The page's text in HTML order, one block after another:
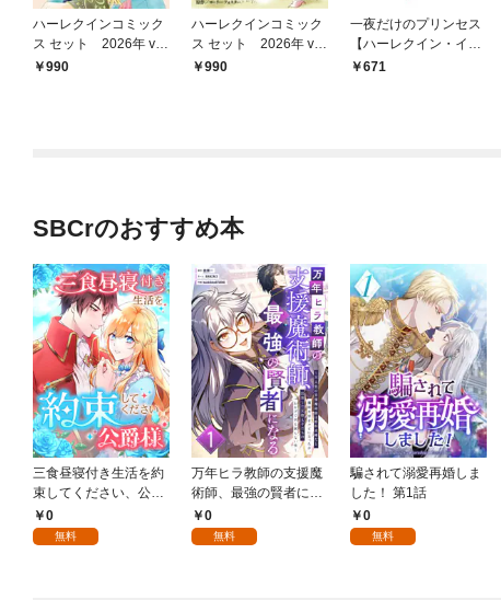
ハーレクインコミック
ス セット 2026年 vo
l.788
990
ハーレクインコミック
ス セット 2026年 vo
l.776
990
一夜だけのプリンセス
【ハーレクイン・イマ
ージュ版】
671
SBCrのおすすめ本
三食昼寝付き生活を約
束してください、公爵
様 1話
0
無料
万年ヒラ教師の支援魔
術師、最強の賢者にな
る～不人気の支援魔術
師は給料泥棒だと魔術
0
無料
騙されて溺愛再婚しま
した！ 第1話
0
無料